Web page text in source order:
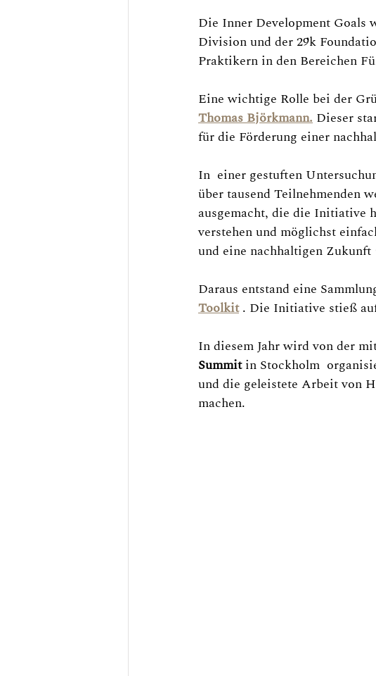
Die Inner Development Goals
Division und der 29k
Praktikern in den Bereichen
Eine wichtige Rolle bei der
Thomas Björkmann. Dieser
für die Förderung einer
In  einer gestuften
über tausend Teilnehmenden
ausgemacht, die die Initiative
verstehen und möglichst
und eine nachhaltigen Zukunft
Daraus entstand eine
Toolkit . Die Initiative stieß
In diesem Jahr wird von der
Summit in Stockholm
und die geleistete Arbeit von
machen.